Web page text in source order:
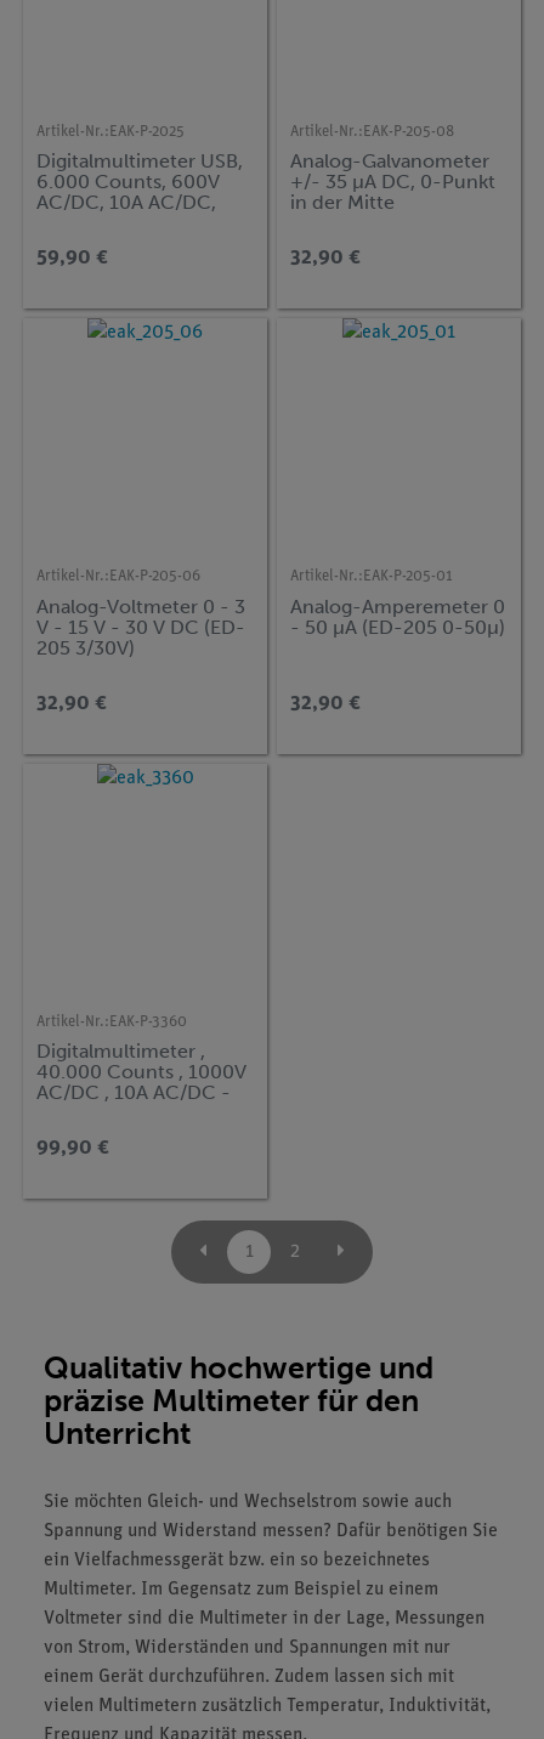
Artikel-Nr.: EAK-P-2025
Digitalmultimeter USB,
6.000 Counts, 600V
AC/DC, 10A AC/DC,
59,90 €
Artikel-Nr.: EAK-P-205-08
Analog-Galvanometer
+/- 35 µA DC, 0-Punkt
in der Mitte
32,90 €
Artikel-Nr.: EAK-P-205-06
Analog-Voltmeter 0 - 3
V - 15 V - 30 V DC (ED-
205 3/30V)
32,90 €
Artikel-Nr.: EAK-P-205-01
Analog-Amperemeter 0
- 50 µA (ED-205 0-50µ)
32,90 €
Artikel-Nr.: EAK-P-3360
Digitalmultimeter ,
40.000 Counts , 1000V
AC/DC , 10A AC/DC -
99,90 €
1 2
Qualitativ hochwertige und
präzise Multimeter für den
Unterricht
Sie möchten Gleich- und Wechselstrom sowie auch
Spannung und Widerstand messen? Dafür benötigen Sie
ein Vielfachmessgerät bzw. ein so bezeichnetes
Multimeter. Im Gegensatz zum Beispiel zu einem
Voltmeter sind die Multimeter in der Lage, Messungen
von Strom, Widerständen und Spannungen mit nur
einem Gerät durchzuführen. Zudem lassen sich mit
vielen Multimetern zusätzlich Temperatur, Induktivität,